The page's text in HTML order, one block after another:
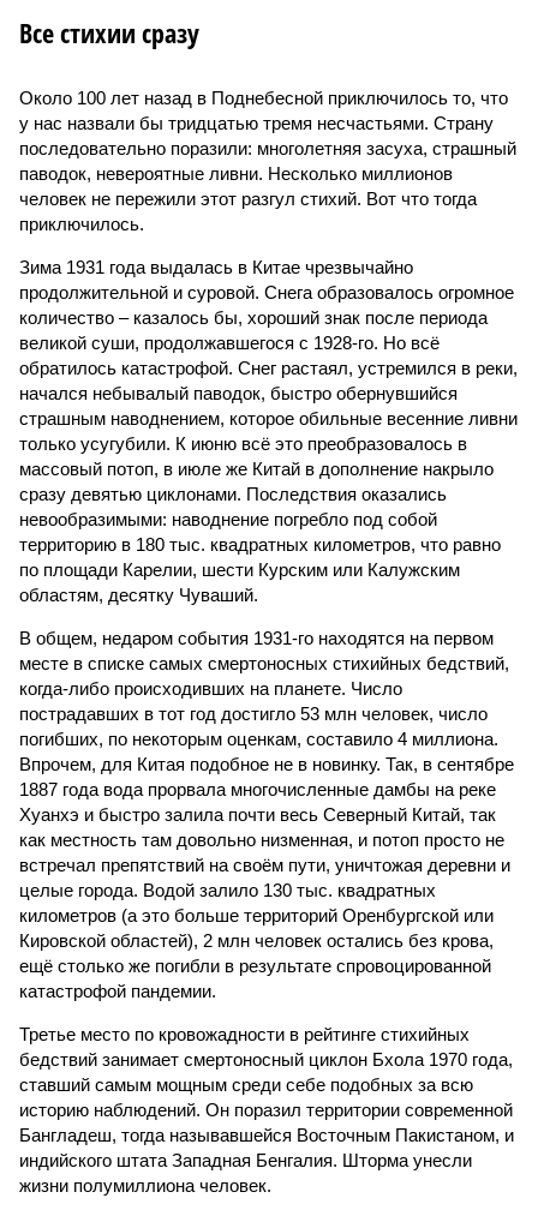
Все стихии сразу
Около 100 лет назад в Поднебесной приключилось то, что
у нас назвали бы тридцатью тремя несчастьями. Страну
последовательно поразили: многолетняя засуха, страшный
паводок, невероятные ливни. Несколько миллионов
человек не пережили этот разгул стихий. Вот что тогда
приключилось.
Зима 1931 года выдалась в Китае чрезвычайно
продолжительной и суровой. Снега образовалось огромное
количество – казалось бы, хороший знак после периода
великой суши, продолжавшегося с 1928-го. Но всё
обратилось катастрофой. Снег растаял, устремился в реки,
начался небывалый паводок, быстро обернувшийся
страшным наводнением, которое обильные весенние ливни
только усугубили. К июню всё это преобразовалось в
массовый потоп, в июле же Китай в дополнение накрыло
сразу девятью циклонами. Последствия оказались
невообразимыми: наводнение погребло под собой
территорию в 180 тыс. квадратных километров, что равно
по площади Карелии, шести Курским или Калужским
областям, десятку Чуваший.
В общем, недаром события 1931-го находятся на первом
месте в списке самых смертоносных стихийных бедствий,
когда-либо происходивших на планете. Число
пострадавших в тот год достигло 53 млн человек, число
погибших, по некоторым оценкам, составило 4 миллиона.
Впрочем, для Китая подобное не в новинку. Так, в сентябре
1887 года вода прорвала многочисленные дамбы на реке
Хуанхэ и быстро залила почти весь Северный Китай, так
как местность там довольно низменная, и потоп просто не
встречал препятствий на своём пути, уничтожая деревни и
целые города. Водой залило 130 тыс. квадратных
километров (а это больше территорий Оренбургской или
Кировской областей), 2 млн человек остались без крова,
ещё столько же погибли в результате спровоцированной
катастрофой пандемии.
Третье место по кровожадности в рейтинге стихийных
бедствий занимает смертоносный циклон Бхола 1970 года,
ставший самым мощным среди себе подобных за всю
историю наблюдений. Он поразил территории современной
Бангладеш, тогда называвшейся Восточным Пакистаном, и
индийского штата Западная Бенгалия. Шторма унесли
жизни полумиллиона человек.